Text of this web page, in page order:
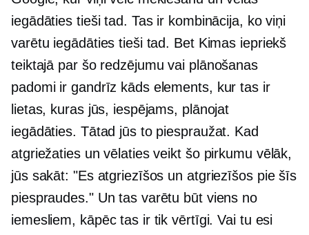
iegādāties tieši tad. Tas ir kombinācija, ko viņi
varētu iegādāties tieši tad. Bet Kimas iepriekš
teiktajā par šo redzējumu vai plānošanas
padomi ir gandrīz kāds elements, kur tas ir
lietas, kuras jūs, iespējams, plānojat
iegādāties. Tātad jūs to piespraužat. Kad
atgriežaties un vēlaties veikt šo pirkumu vēlāk,
jūs sakāt: "Es atgriezīšos un atgriezīšos pie šīs
piespraudes." Un tas varētu būt viens no
iemesliem, kāpēc tas ir tik vērtīgi. Vai tu esi